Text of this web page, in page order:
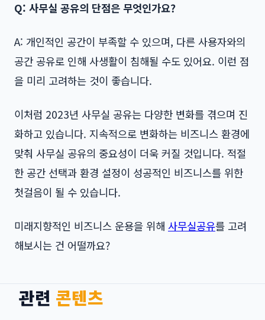
Q: 사무실 공유의 단점은 무엇인가요?
A: 개인적인 공간이 부족할 수 있으며, 다른 사용자와의
공간 공유로 인해 사생활이 침해될 수도 있어요. 이런 점
을 미리 고려하는 것이 좋습니다.
이처럼 2023년 사무실 공유는 다양한 변화를 겪으며 진
화하고 있습니다. 지속적으로 변화하는 비즈니스 환경에
맞춰 사무실 공유의 중요성이 더욱 커질 것입니다. 적절
한 공간 선택과 환경 설정이 성공적인 비즈니스를 위한
첫걸음이 될 수 있습니다.
미래지향적인 비즈니스 운용을 위해 사무실공유를 고려
해보시는 건 어떨까요?
관련 콘텐츠